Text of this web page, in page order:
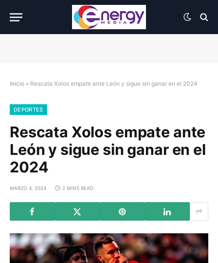
Inicio » Rescata Xolos empate ante León y sigue sin ganar en el 2024
DEPORTES
Rescata Xolos empate ante
León y sigue sin ganar en el
2024
MARZO 4, 2024 2 MINS READ